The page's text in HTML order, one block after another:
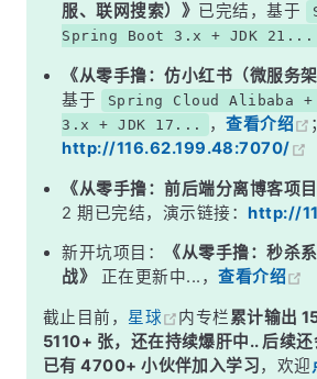
三、2025-2026 年的新趋势
面试高频追问
常见面试变体
总结
服、联网搜索）》 已完结，基于
Spring Boot 3.x + JDK 21...
《从零手撸：仿小红书（微服务架
基于
Spring Cloud Alibaba
3.x + JDK 17...
，查看介绍
http://116.62.199.48:7070/
《从零手撸：前后端分离博客项
2 期已完结，演示链接：http://
新开坑项目：
《从零手撸：秒杀
战》
正在更新中...，查看介绍
截止目前， 星球 内专栏累计输出
5110+ 张，还在持续爆肝中.. 后续还
已有 4700+ 小伙伴加入学习，欢迎